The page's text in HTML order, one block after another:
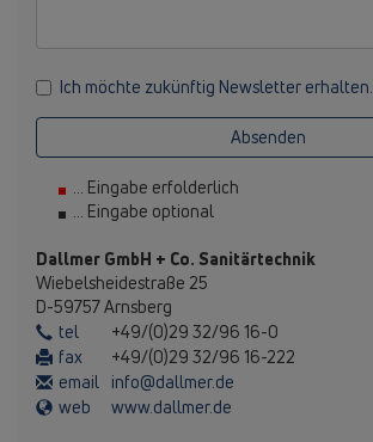
Ich möchte zukünftig Newsletter erhalten.
Absenden
... Eingabe erfolderlich
... Eingabe optional
Dallmer GmbH + Co. Sanitärtechnik
Wiebelsheidestraße 25
D-59757 Arnsberg
tel
+49/(0)29 32/96 16-0
fax
+49/(0)29 32/96 16-222
email info@dallmer.de
web
www.dallmer.de